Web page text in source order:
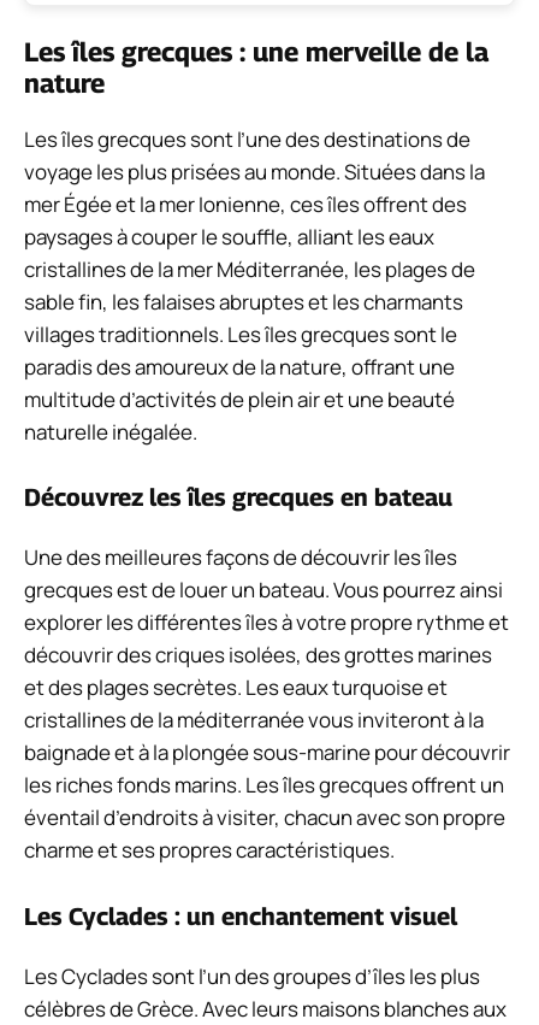
Les îles grecques : une merveille de la
nature
Les îles grecques sont l’une des destinations de
voyage les plus prisées au monde. Situées dans la
mer Égée et la mer Ionienne, ces îles offrent des
paysages à couper le souffle, alliant les eaux
cristallines de la mer Méditerranée, les plages de
sable fin, les falaises abruptes et les charmants
villages traditionnels. Les îles grecques sont le
paradis des amoureux de la nature, offrant une
multitude d’activités de plein air et une beauté
naturelle inégalée.
Découvrez les îles grecques en bateau
Une des meilleures façons de découvrir les îles
grecques est de louer un bateau. Vous pourrez ainsi
explorer les différentes îles à votre propre rythme et
découvrir des criques isolées, des grottes marines
et des plages secrètes. Les eaux turquoise et
cristallines de la méditerranée vous inviteront à la
baignade et à la plongée sous-marine pour découvrir
les riches fonds marins. Les îles grecques offrent un
éventail d’endroits à visiter, chacun avec son propre
charme et ses propres caractéristiques.
Les Cyclades : un enchantement visuel
Les Cyclades sont l’un des groupes d’îles les plus
célèbres de Grèce. Avec leurs maisons blanches aux